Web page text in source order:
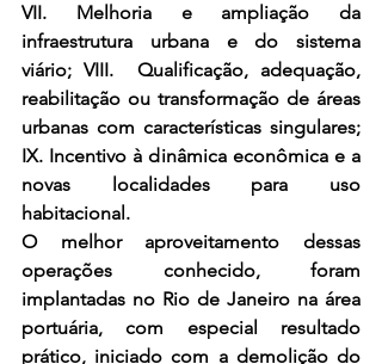
VII. Melhoria e ampliação da
infraestrutura urbana e do sistema
viário; VIII.  Qualificação, adequação,
reabilitação ou transformação de áreas
urbanas com características singulares;
IX. Incentivo à dinâmica econômica e a
novas localidades para uso
habitacional.
O melhor aproveitamento dessas
operações conhecido, foram
implantadas no Rio de Janeiro na área
portuária, com especial resultado
prático, iniciado com a demolição do